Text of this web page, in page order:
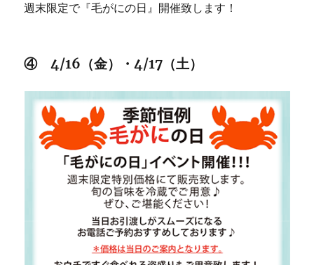
週末限定で『毛がにの日』開催致します！
④ 4/16（金）・4/17（土）